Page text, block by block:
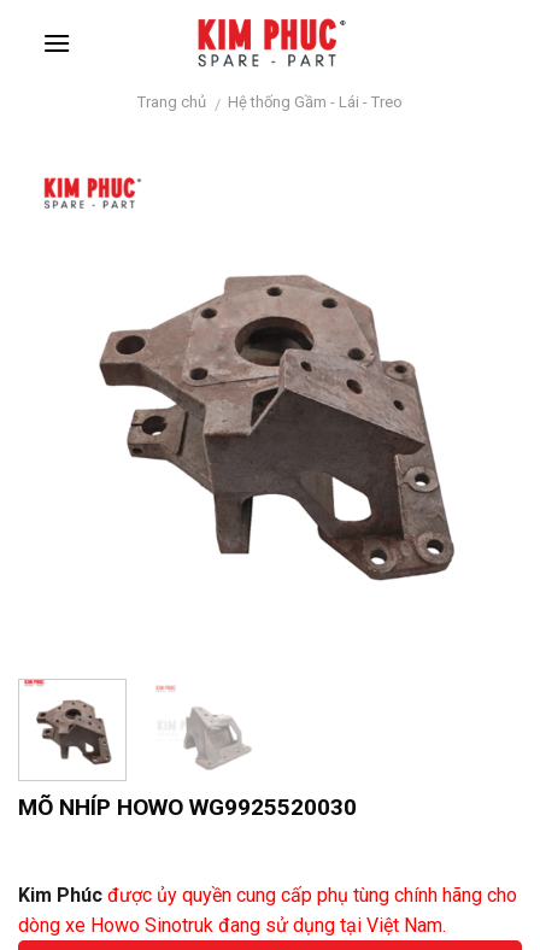
Trang chủ / Hệ thống Gầm - Lái - Treo
MÕ NHÍP HOWO WG9925520030
Kim Phúc được ủy quyền cung cấp phụ tùng chính hãng cho
dòng xe Howo Sinotruk đang sử dụng tại Việt Nam.